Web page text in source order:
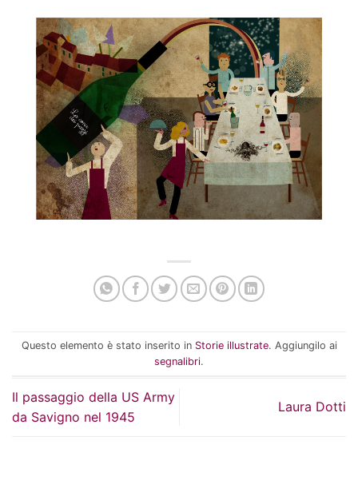
Questo elemento è stato inserito in Storie illustrate. Aggiungilo ai
segnalibri.
Il passaggio della US Army
da Savigno nel 1945
Laura Dotti